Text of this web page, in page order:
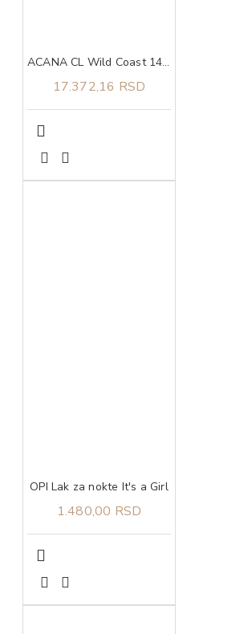
ACANA CL Wild Coast 14,5 kg
17.372,16 RSD
OPI Lak za nokte It's a Girl
1.480,00 RSD